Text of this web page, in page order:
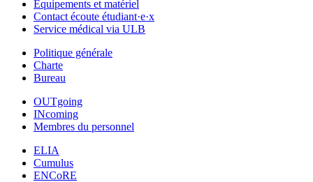
Équipements et matériel
Contact écoute étudiant·e·x
Service médical via ULB
Politique générale
Charte
Bureau
OUTgoing
INcoming
Membres du personnel
ELIA
Cumulus
ENCoRE